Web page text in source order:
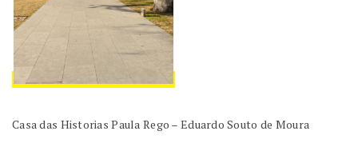
Casa das Historias Paula Rego – Eduardo Souto de Moura